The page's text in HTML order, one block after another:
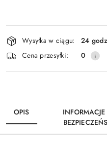
Dostępność
i
dostawa
Wysyłka w ciągu:
24
Cena przesyłki:
0
OPIS
INFORMACJE